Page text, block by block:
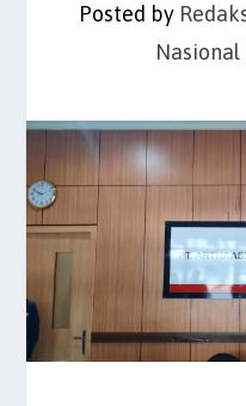
Posted by
Nasional|